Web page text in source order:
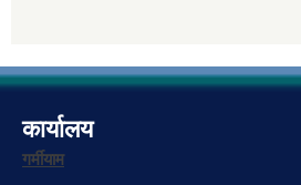
कार्यालय
गर्मीयाम